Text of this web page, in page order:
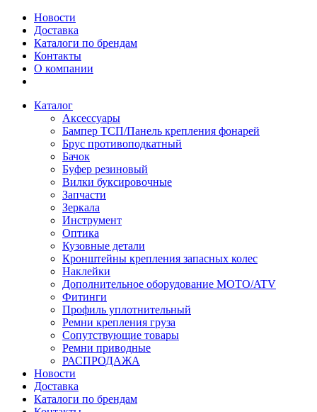
Новости
Доставка
Каталоги по брендам
Контакты
О компании
Каталог
Аксессуары
Бампер ТСП/Панель крепления фонарей
Брус противоподкатный
Бачок
Буфер резиновый
Вилки буксировочные
Запчасти
Зеркала
Инструмент
Оптика
Кузовные детали
Кронштейны крепления запасных колес
Наклейки
Дополнительное оборудование MOTO/ATV
Фитинги
Профиль уплотнительный
Ремни крепления груза
Сопутствующие товары
Ремни приводные
РАСПРОДАЖА
Новости
Доставка
Каталоги по брендам